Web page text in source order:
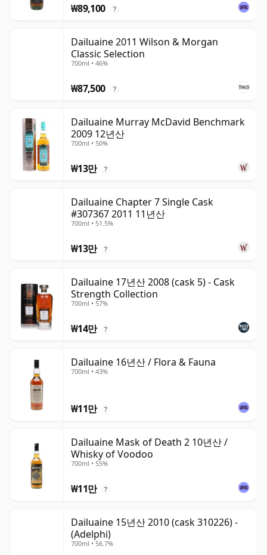
₩89,100 ?
Dailuaine 2011 Wilson & Morgan
Classic Selection
700ml • 46%
₩87,500 ?
Dailuaine Murray McDavid Benchmark
2009 12년산
700ml • 50%
₩13만 ?
Dailuaine Chapter 7 Single Cask
#307367 2011 11년산
700ml • 51.5%
₩13만 ?
Dailuaine 17년산 2008 (cask 5) - Cask
Strength Collection
700ml • 57%
₩14만 ?
Dailuaine 16년산 / Flora & Fauna
700ml • 43%
₩11만 ?
Dailuaine Mask of Death 2 10년산 /
Whisky of Voodoo
700ml • 55%
₩11만 ?
Dailuaine 15년산 2010 (cask 310226) -
(Adelphi)
700ml • 56.7%